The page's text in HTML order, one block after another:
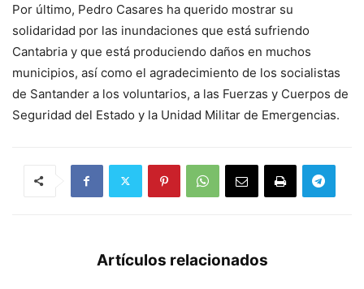
Por último, Pedro Casares ha querido mostrar su
solidaridad por las inundaciones que está sufriendo
Cantabria y que está produciendo daños en muchos
municipios, así como el agradecimiento de los socialistas
de Santander a los voluntarios, a las Fuerzas y Cuerpos de
Seguridad del Estado y la Unidad Militar de Emergencias.
Artículos relacionados